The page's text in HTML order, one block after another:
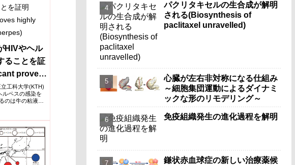
HIVやヘル
ることを証
proves
HIV and
工科大学(KTH)
ルペスの感染を
のは牛の粘液で
パクリタキセルの生合成が解明
される(Biosynthesis of
paclitaxel unravelled)
心臓が左右非対称になる仕組み
～細胞集団運動によるダイナミ
ックな形のリモデリング～
免疫組織発生の進化過程を解明
鎌状赤血球症の新しい治療薬候